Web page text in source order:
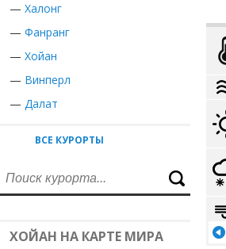
— Халонг
— Фанранг
— Хойан
— Винперл
— Далат
ВСЕ КУРОРТЫ
ХОЙАН НА КАРТЕ МИРА